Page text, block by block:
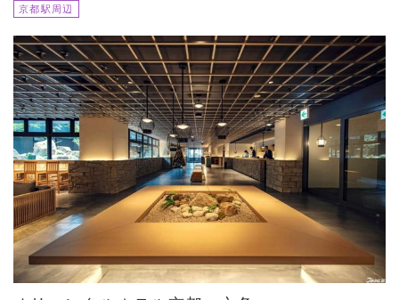
京都駅周辺